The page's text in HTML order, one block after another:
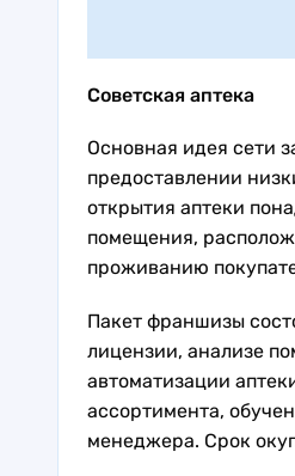
Советская аптека
Основная идея сети
предоставлении
открытия аптеки
помещения,
проживанию
Пакет франшизы
лицензии, анализе
автоматизации
ассортимента,
менеджера. Срок